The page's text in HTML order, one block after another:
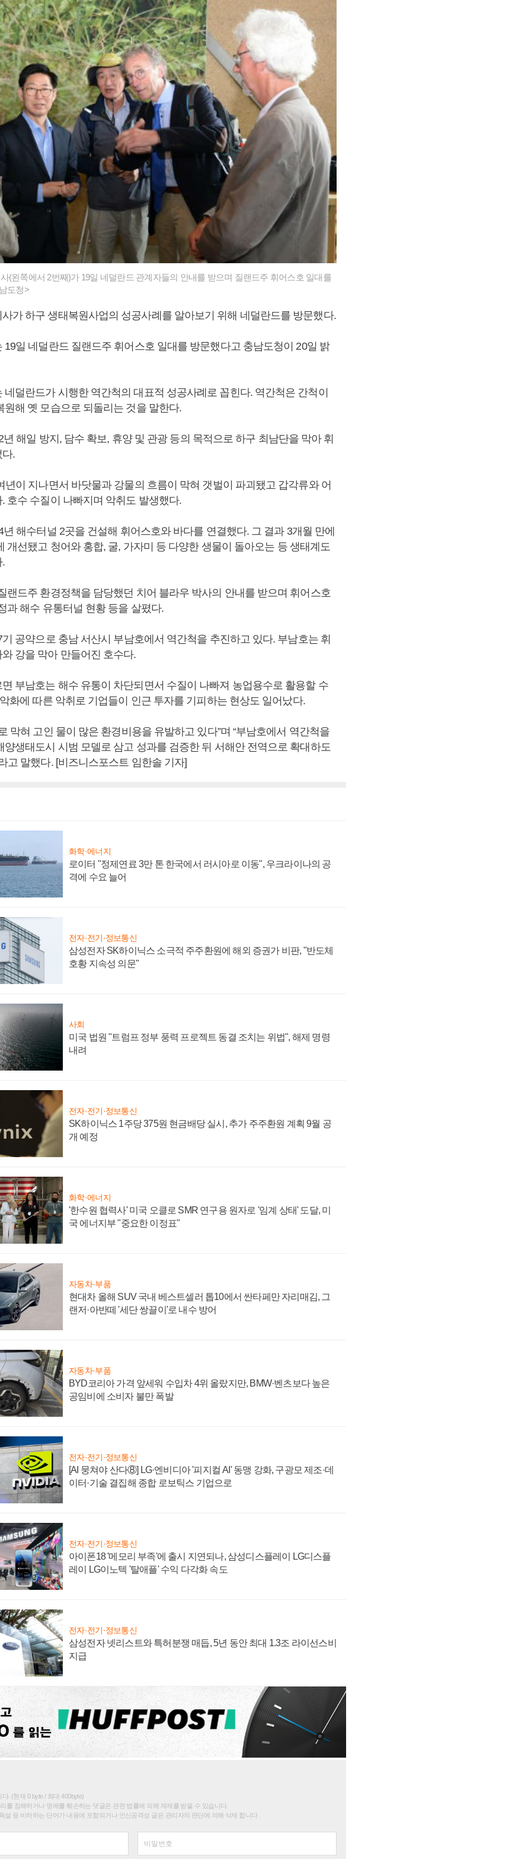
(왼쪽에서 2번째)가 19일 네덜란드 관계자들의 안내를 받으며 질랜드주 휘어스호 일대를
도청>
가 하구 생태복원사업의 성공사례를 알아보기 위해 네덜란드를 방문했다.
일 네덜란드 질랜드주 휘어스호 일대를 방문했다고 충남도청이 20일 밝
네덜란드가 시행한 역간척의 대표적 성공사례로 꼽힌다. 역간척은 간척이
원해 옛 모습으로 되돌리는 것을 말한다.
해일 방지, 담수 확보, 휴양 및 관광 등의 목적으로 하구 최남단을 막아 휘
.
년이 지나면서 바닷물과 강물의 흐름이 막혀 갯벌이 파괴됐고 갑각류와 어
호수 수질이 나빠지며 악취도 발생했다.
해수터널 2곳을 건설해 휘어스호와 바다를 연결했다. 그 결과 3개월 만에
개선됐고 청어와 홍합, 굴, 가자미 등 다양한 생물이 돌아오는 등 생태계도
.
랜드주 환경정책을 담당했던 치어 블라우 박사의 안내를 받으며 휘어스호
과 해수 유통터널 현황 등을 살폈다.
공약으로 충남 서산시 부남호에서 역간척을 추진하고 있다. 부남호는 휘
강을 막아 만들어진 호수다.
부남호는 해수 유통이 차단되면서 수질이 나빠져 농업용수로 활용할 수
화에 따른 악취로 기업들이 인근 투자를 기피하는 현상도 일어났다.
막혀 고인 물이 많은 환경비용을 유발하고 있다”며 “부남호에서 역간척을
양생태도시 시범 모델로 삼고 성과를 검증한 뒤 서해안 전역으로 확대하도
고 말했다. [비즈니스포스트 임한솔 기자]
화학·에너지
로이터 "정제연료 3만 톤 한국에서 러시아로 이동", 우크라이나의 공
격에 수요 늘어
전자·전기·정보통신
삼성전자 SK하이닉스 소극적 주주환원에 해외 증권가 비판, "반도체
호황 지속성 의문"
사회
미국 법원 "트럼프 정부 풍력 프로젝트 동결 조치는 위법", 해제 명령
내려
전자·전기·정보통신
SK하이닉스 1주당 375원 현금배당 실시, 추가 주주환원 계획 9월 공
개 예정
화학·에너지
'한수원 협력사' 미국 오클로 SMR 연구용 원자로 '임계 상태' 도달, 미
국 에너지부 "중요한 이정표"
자동차·부품
현대차 올해 SUV 국내 베스트셀러 톱10에서 싼타페만 자리매김, 그
랜저·아반떼 '세단 쌍끌이'로 내수 방어
자동차·부품
BYD코리아 가격 앞세워 수입차 4위 올랐지만, BMW·벤츠보다 높은
공임비에 소비자 불만 폭발
전자·전기·정보통신
[AI 뭉쳐야 산다⑧] LG·엔비디아 '피지컬 AI' 동맹 강화, 구광모 제조·데
이터·기술 결집해 종합 로보틱스 기업으로
전자·전기·정보통신
아이폰18 '메모리 부족'에 출시 지연되나, 삼성디스플레이 LG디스플
레이 LG이노텍 '탈애플' 수익 다각화 속도
전자·전기·정보통신
삼성전자 넷리스트와 특허분쟁 매듭, 5년 동안 최대 1.3조 라이선스비
지급
. (현재 0 byte / 최대 400byte)
를 침해하거나 명예를 훼손하는 댓글은 관련 법률에 의해 제재를 받을 수 있습니다.
설 등 비하하는 단어가 내용에 포함되거나 인신공격성 글은 관리자의 판단에 의해 삭제 합니다.